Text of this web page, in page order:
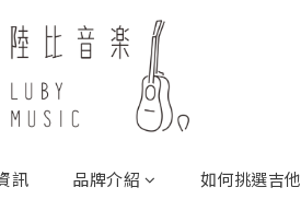
訊 品牌介紹 如何挑選吉他